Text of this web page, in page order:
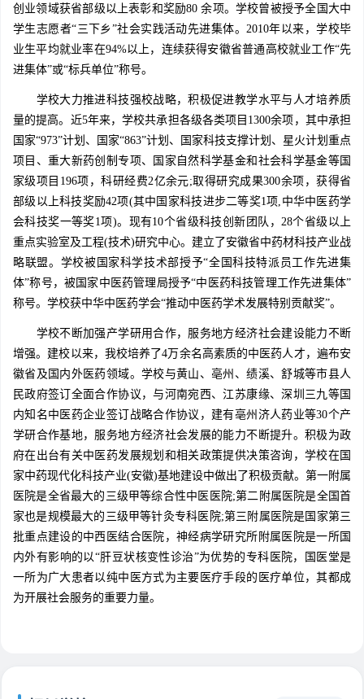
创业领域获省部级以上表彰和奖励80 余项。学校曾被授予全国大中
学生志愿者“三下乡”社会实践活动先进集体。2010年以来，学校毕
业生平均就业率在94%以上，连续获得安徽省普通高校就业工作“先
进集体”或“标兵单位”称号。
学校大力推进科技强校战略，积极促进教学水平与人才培养质
量的提高。近5年来，学校共承担各级各类项目1300余项，其中承担
国家“973”计划、国家“863”计划、国家科技支撑计划、星火计划重点
项目、重大新药创制专项、国家自然科学基金和社会科学基金等国
家级项目196项，科研经费2亿余元;取得研究成果300余项，获得省
部级以上科技奖励42项(其中国家科技进步二等奖1项,中华中医药学
会科技奖一等奖1项)。现有10个省级科技创新团队，28个省级以上
重点实验室及工程(技术)研究中心。建立了安徽省中药材科技产业战
略联盟。学校被国家科学技术部授予“全国科技特派员工作先进集
体”称号，被国家中医药管理局授予“中医药科技管理工作先进集体”
称号。学校获中华中医药学会“推动中医药学术发展特别贡献奖”。
学校不断加强产学研用合作，服务地方经济社会建设能力不断
增强。建校以来，我校培养了4万余名高素质的中医药人才，遍布安
徽省及国内外医药领域。学校与黄山、亳州、绩溪、舒城等市县人
民政府签订全面合作协议，与河南宛西、江苏康缘、深圳三九等国
内知名中医药企业签订战略合作协议，建有亳州济人药业等30个产
学研合作基地，服务地方经济社会发展的能力不断提升。积极为政
府在出台有关中医药发展规划和相关政策提供决策咨询，学校在国
家中药现代化科技产业(安徽)基地建设中做出了积极贡献。第一附属
医院是全省最大的三级甲等综合性中医医院;第二附属医院是全国首
家也是规模最大的三级甲等针灸专科医院;第三附属医院是国家第三
批重点建设的中西医结合医院，神经病学研究所附属医院是一所国
内外有影响的以“肝豆状核变性诊治”为优势的专科医院，国医堂是
一所为广大患者以纯中医方式为主要医疗手段的医疗单位，其都成
为开展社会服务的重要力量。